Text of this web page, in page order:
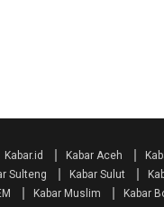
Kabar.id Kabar Aceh
Sulteng Kabar Sulut
Kabar Muslim Kabar